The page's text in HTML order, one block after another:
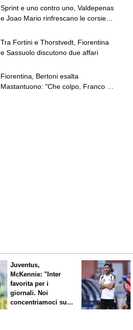
Sprint e uno contro uno, Valdepenas
e Joao Mario rinfrescano le corsie.
Tra Fortini e Thorstvedt, Fiorentina
e Sassuolo discutono due affari
Fiorentina, Bertoni esalta
Mastantuono: "Che colpo, Franco vi
Juventus,
McKennie: "Inter
favorita per i
giornali. Noi
concentriamoci sul